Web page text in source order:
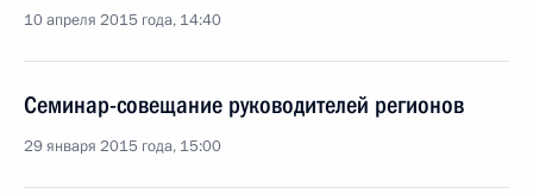
10 апреля 2015 года, 14:40
Семинар-совещание руководителей регионов
29 января 2015 года, 15:00